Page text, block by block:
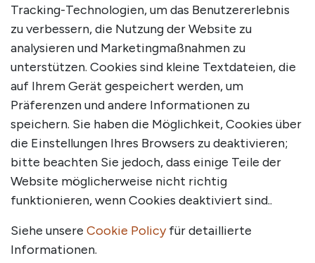
Tracking-Technologien, um das Benutzererlebnis
zu verbessern, die Nutzung der Website zu
analysieren und Marketingmaßnahmen zu
unterstützen. Cookies sind kleine Textdateien, die
auf Ihrem Gerät gespeichert werden, um
Präferenzen und andere Informationen zu
speichern. Sie haben die Möglichkeit, Cookies über
die Einstellungen Ihres Browsers zu deaktivieren;
bitte beachten Sie jedoch, dass einige Teile der
Website möglicherweise nicht richtig
funktionieren, wenn Cookies deaktiviert sind..
Siehe unsere Cookie Policyfür detaillierte
Informationen.